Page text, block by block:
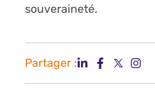
souveraineté.
Partager :